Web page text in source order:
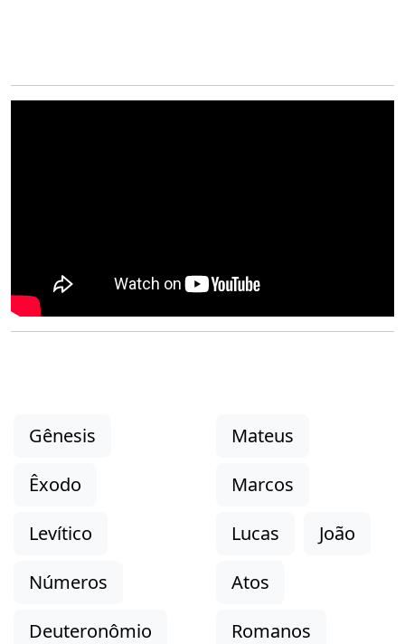
Gênesis
Êxodo
Levítico
Números
Deuteronômio
Mateus
Marcos
Lucas
João
Atos
Romanos